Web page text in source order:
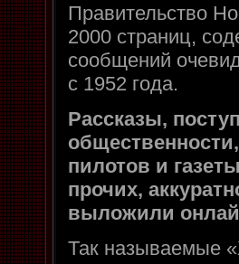
Правительство
2000 страниц,
сообщений
с 1952 года.
Рассказы,
пилотов и
прочих,
выложили
Так называемые